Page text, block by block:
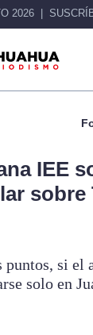
2026
IEE
sobre
puntos, si el
solo en